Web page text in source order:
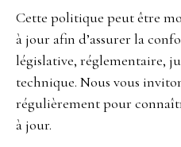
Cette politique peut être
à jour afin d’assurer la
législative, réglementaire,
technique. Nous vous
régulièrement pour
à jour.